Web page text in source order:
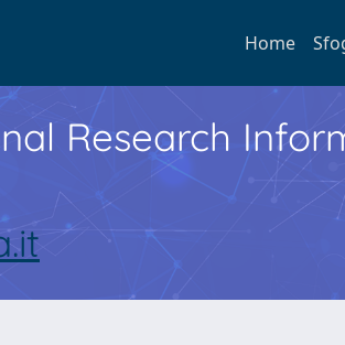
Home
Research